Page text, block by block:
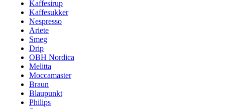
Kaffesirup
Kaffesukker
Nespresso
Ariete
Smeg
Drip
OBH Nordica
Melitta
Moccamaster
Braun
Blaupunkt
Philips